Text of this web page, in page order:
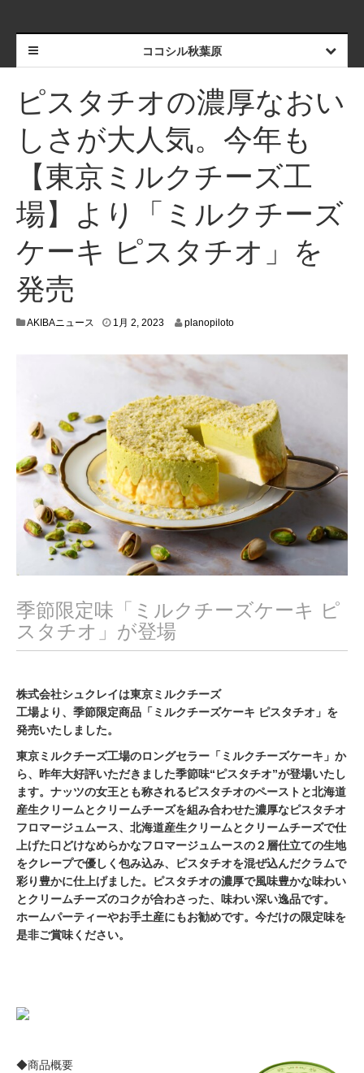
ココシル秋葉原
ピスタチオの濃厚なおい
しさが大人気。今年も
【東京ミルクチーズ工
場】より「ミルクチーズ
ケーキ ピスタチオ」を
発売
AKIBAニュース 1月 2, 20231
8
2
0
2
2
planopiloto
季節限定味「ミルクチーズケーキ ピ
スタチオ」が登場
株式会社シュクレイは東京ミルクチーズ
工場より、季節限定商品「ミルクチーズケーキ ピスタチオ」を
発売いたしました。
東京ミルクチーズ工場のロングセラー「ミルクチーズケーキ」か
ら、昨年大好評いただきました季節味“ピスタチオ”が登場いたし
ます。ナッツの女王とも称されるピスタチオのペーストと北海道
産生クリームとクリームチーズを組み合わせた濃厚なピスタチオ
フロマージュムース、北海道産生クリームとクリームチーズで仕
上げた口どけなめらかなフロマージュムースの２層仕立ての生地
をクレープで優しく包み込み、ピスタチオを混ぜ込んだクラムで
彩り豊かに仕上げました。ピスタチオの濃厚で風味豊かな味わい
とクリームチーズのコクが合わさった、味わい深い逸品です。
ホームパーティーやお手土産にもお勧めです。今だけの限定味を
是非ご賞味ください。
◆商品概要